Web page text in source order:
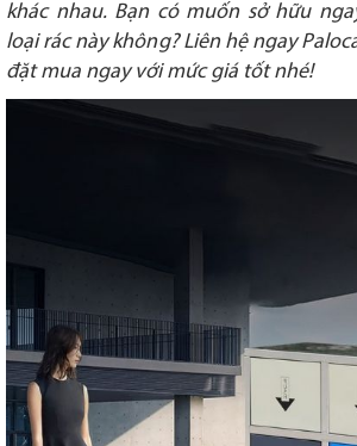
khác nhau. Bạn có muốn sở hữu
loại rác này không? Liên hệ ngay
đặt mua ngay với mức giá tốt nhé!